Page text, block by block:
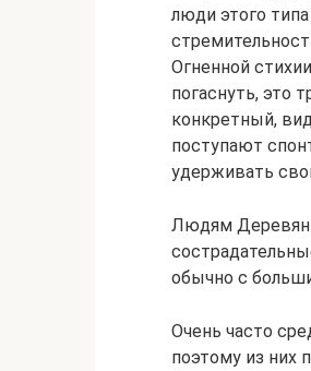
люди этого
Огненной
погаснуть, это
конкретный,
поступают
удерживать
Людям
обычно с
Очень часто
поэтому из них